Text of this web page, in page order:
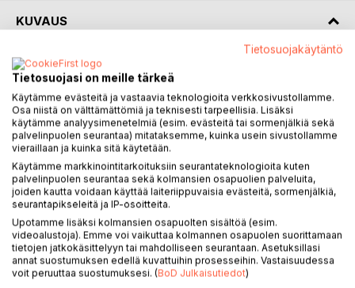
KUVAUS
Romaanitrilogian 2. osa
Seikkailu mustan aukon takana jatkaa Vihreän planeetan
kutsu -scifiseikkailuromaanisarjaa. Paloniksen humanoidit ja
suomalainen biologi Ram ajautuvat aluksellaan
monimuotoisiin kokemuksiin toisissa ulottuvuuksissa.
Retkikunta lähtee Palonis-planeetalta pelastamaan viimeisiä
hetkiään elävän Maan asukkaita, ja samalla turvaamaan
oman planeettansa tulevaisuutta, mutta he päätyvätkin
mustan aukon kautta toiseen maailmankaikkeuteen.
Matkalla he kohtaavat kehittyneitä elämänmuotoja;
korkeimman kehitysasteen saavuttaneita androgyynejä
leijujia sekä kukkaismaailmassa eläviä perhosihmisiä.
Tietosuojakäytäntö
Tietosuojasi on meille tärkeä
Käytämme evästeitä ja vastaavia teknologioita verkkosivustollamme.
Osa niistä on välttämättömiä ja teknisesti tarpeellisia. Lisäksi
käytämme analyysimenetelmiä (esim. evästeitä tai sormenjälkiä sekä
palvelinpuolen seurantaa) mitataksemme, kuinka usein sivustollamme
vieraillaan ja kuinka sitä käytetään.
Käytämme markkinointitarkoituksiin seurantateknologioita kuten
palvelinpuolen seurantaa sekä kolmansien osapuolien palveluita,
joiden kautta voidaan käyttää laiteriippuvaisia evästeitä, sormenjälkiä,
seurantapikseleitä ja IP-osoitteita.
Upotamme lisäksi kolmansien osapuolten sisältöä (esim.
videoalustoja). Emme voi vaikuttaa kolmannen osapuolen suorittamaan
tietojen jatkokäsittelyyn tai mahdolliseen seurantaan. Asetuksillasi
annat suostumuksen edellä kuvattuihin prosesseihin. Vastaisuudessa
voit peruuttaa suostumuksesi. (BoD Julkaisutiedot)